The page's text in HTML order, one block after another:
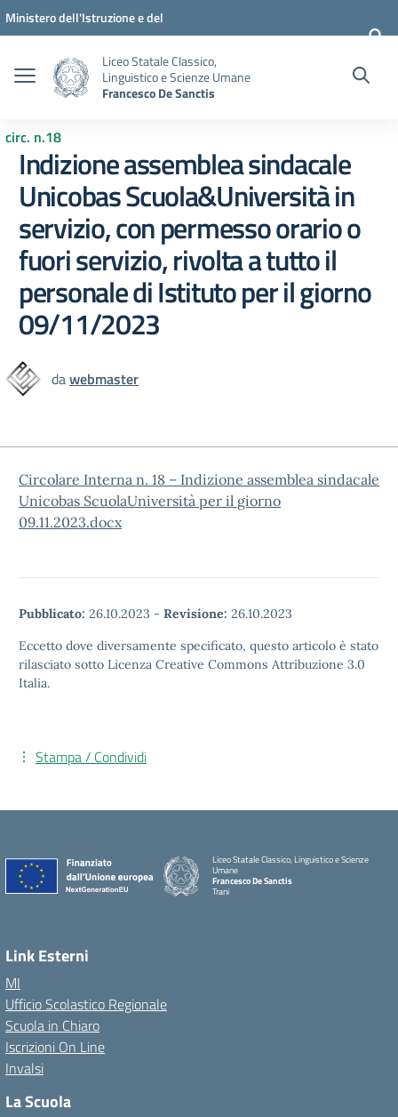
Vai ai contenuti
Vai al menu di navigazione
Vai al footer
Ministero dell'Istruzione e del
Liceo Statale Classico,
Linguistico e Scienze Umane
Francesco De Sanctis
circ. n.18
Indizione assemblea sindacale
Unicobas Scuola&Università in
servizio, con permesso orario o
fuori servizio, rivolta a tutto il
personale di Istituto per il giorno
09/11/2023
dawebmaster
Circolare Interna n. 18 – Indizione assemblea sindacale
Unicobas ScuolaUniversità per il giorno
09.11.2023.docx
Pubblicato: 26.10.2023 - Revisione: 26.10.2023
Eccetto dove diversamente specificato, questo articolo è stato
rilasciato sotto Licenza Creative Commons Attribuzione 3.0
Italia.
Stampa / Condividi
Liceo Statale Classico, Linguistico e Scienze
Umane
Francesco De Sanctis
Trani
Link Esterni
MI
Ufficio Scolastico Regionale
Scuola in Chiaro
Iscrizioni On Line
Invalsi
La Scuola